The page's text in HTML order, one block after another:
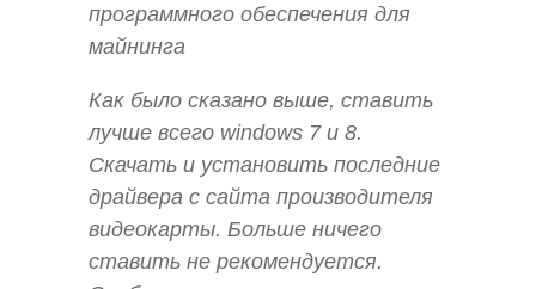
программного обеспечения для
майнинга
Как было сказано выше, ставить
лучше всего windows 7 и 8.
Скачать и установить последние
драйвера с сайта производителя
видеокарты. Больше ничего
ставить не рекомендуется.